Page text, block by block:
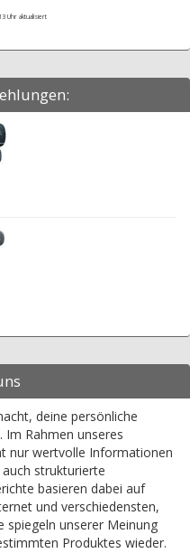
Uhr aktualisiert
deine persönliche
Im Rahmen unseres
nur wertvolle Informationen
strukturierte
basieren dabei auf
und verschiedensten,
spiegeln unserer Meinung
Produktes wieder.